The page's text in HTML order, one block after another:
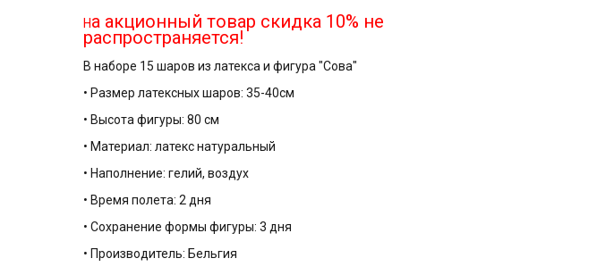
На акционный товар скидка 10% не
распространяется!
В наборе 15 шаров из латекса и фигура "Сова"
• Размер латексных шаров: 35-40см
• Высота фигуры: 80 см
• Материал: латекс натуральный
• Наполнение: гелий, воздух
• Время полета: 2 дня
• Сохранение формы фигуры: 3 дня
• Производитель: Бельгия